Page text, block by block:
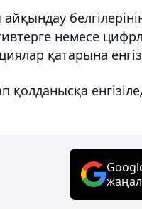
немесе
қатарына